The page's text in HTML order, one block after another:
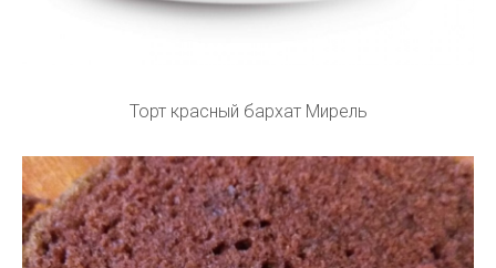
Торт красный бархат Мирель